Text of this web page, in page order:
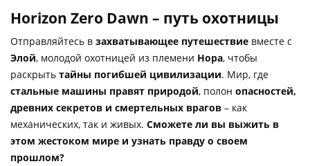
Horizon Zero Dawn – путь охотницы
Отправляйтесь в захватывающее путешествие вместе с
Элой, молодой охотницей из племени Нора, чтобы
раскрыть тайны погибшей цивилизации. Мир, где
стальные машины правят природой, полон опасностей,
древних секретов и смертельных врагов – как
механических, так и живых. Сможете ли вы выжить в
этом жестоком мире и узнать правду о своем
прошлом?